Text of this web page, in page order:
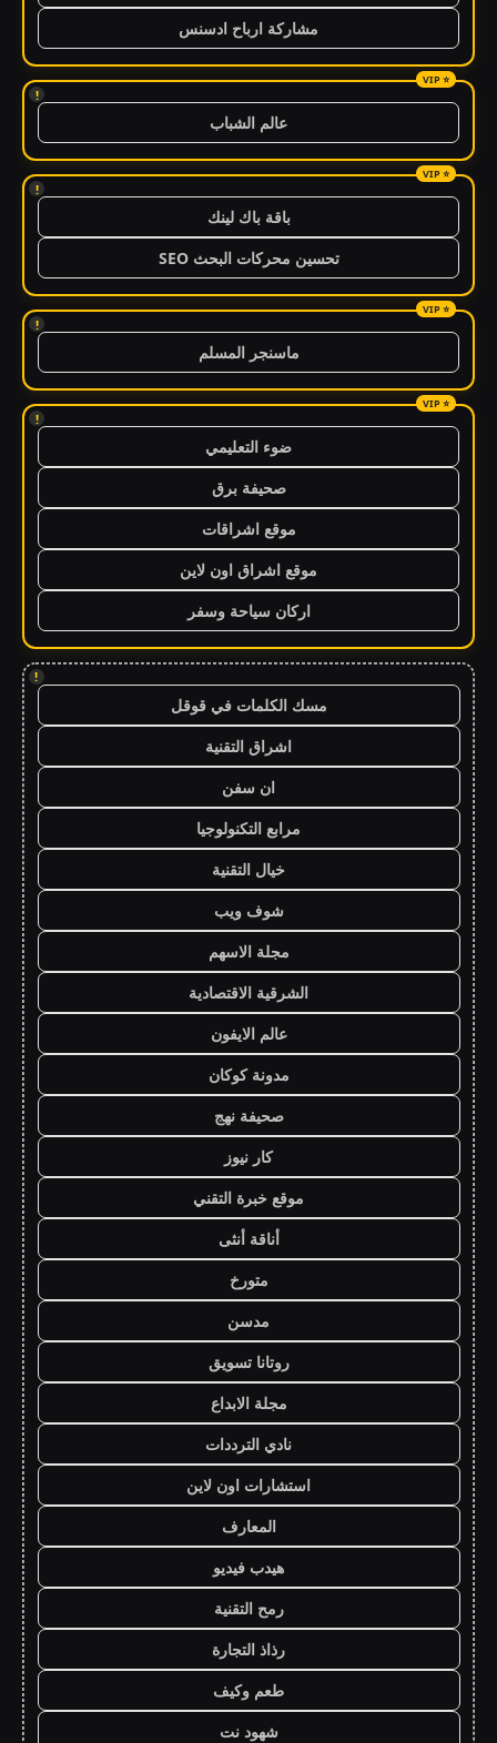
مشاركة ارباح ادسنس
!
عالم الشباب
!
باقة باك لينك
تحسين محركات البحث SEO
!
ماسنجر المسلم
!
ضوء التعليمي
صحيفة برق
موقع اشراقات
موقع اشراق اون لاين
اركان سياحة وسفر
!
مسك الكلمات في قوقل
اشراق التقنية
ان سفن
مرابع التكنولوجيا
خيال التقنية
شوف ويب
مجلة الاسهم
الشرقية الاقتصادية
عالم الايفون
مدونة كوكان
صحيفة نهج
كار نيوز
موقع خبرة التقني
أناقة أنثى
متورخ
مدسن
روتانا تسويق
مجلة الابداع
نادي الترددات
استشارات اون لاين
المعارف
هيدب فيديو
رمح التقنية
رذاذ التجارة
طعم وكيف
شهود نت